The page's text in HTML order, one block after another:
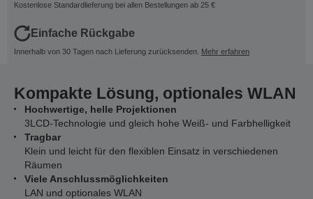
Kostenlose Standardlieferung bei allen Bestellungen ab 25 €
Einfache Rückgabe
Innerhalb von 30 Tagen nach Lieferung zurücksenden. Mehr erfahren
Kompakte Lösung, optionales WLAN
Hochwertige, helle Projektionen
3LCD-Technologie und gleich hohe Weiß- und Farbhelligkeit
Tragbar
Klein und leicht für den flexiblen Einsatz in verschiedenen
Räumen
Viele Anschlussmöglichkeiten
LAN und optionales WLAN